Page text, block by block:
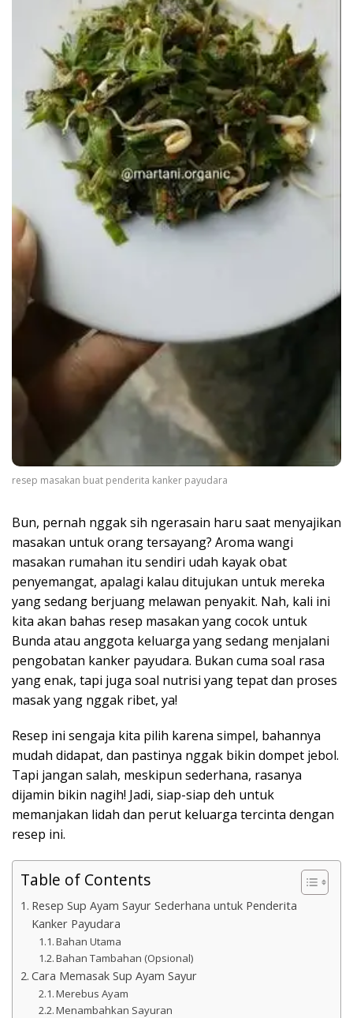
resep masakan buat penderita kanker payudara
Bun, pernah nggak sih ngerasain haru saat menyajikan
masakan untuk orang tersayang? Aroma wangi
masakan rumahan itu sendiri udah kayak obat
penyemangat, apalagi kalau ditujukan untuk mereka
yang sedang berjuang melawan penyakit. Nah, kali ini
kita akan bahas resep masakan yang cocok untuk
Bunda atau anggota keluarga yang sedang menjalani
pengobatan kanker payudara. Bukan cuma soal rasa
yang enak, tapi juga soal nutrisi yang tepat dan proses
masak yang nggak ribet, ya!
Resep ini sengaja kita pilih karena simpel, bahannya
mudah didapat, dan pastinya nggak bikin dompet jebol.
Tapi jangan salah, meskipun sederhana, rasanya
dijamin bikin nagih! Jadi, siap-siap deh untuk
memanjakan lidah dan perut keluarga tercinta dengan
resep ini.
Table of Contents
Resep Sup Ayam Sayur Sederhana untuk Penderita
Kanker Payudara
Bahan Utama
Bahan Tambahan (Opsional)
Cara Memasak Sup Ayam Sayur
Merebus Ayam
Menambahkan Sayuran